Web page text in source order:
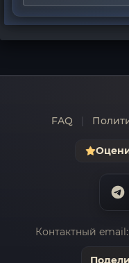
FAQ
Контактный email: